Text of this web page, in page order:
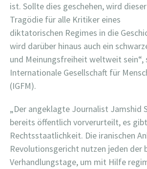
ist. Sollte dies geschehen, wird
Tragödie für alle Kritiker eines
diktatorischen Regimes in die
wird darüber hinaus auch ein
und Meinungsfreiheit weltweit sein“,
Internationale Gesellschaft für
(IGFM).
„Der angeklagte Journalist Jamshid
bereits öffentlich vorverurteilt, es
Rechtsstaatlichkeit. Die iranischen
Revolutionsgericht nutzen jeden der
Verhandlungstage, um mit Hilfe